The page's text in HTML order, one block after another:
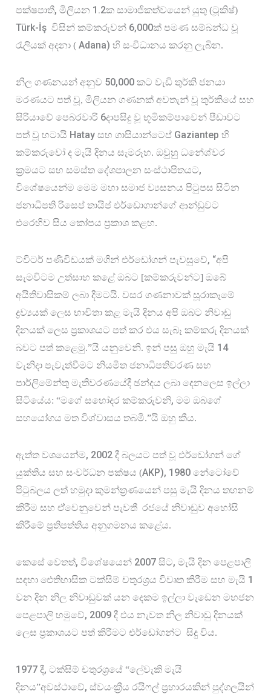
පක්ෂපාතී, මිලියන 1.2
Türk-İş විසින් කම්කරුවන් 6,000ක් පමණ සම්බන්ධ වූ
රැලියක් අදනා ( Adana) හි සංවිධානය කරනු ලැබින.
නිල ගණනයන් අනුව 50,000 කට වැඩි තුර්කි ජනයා
මරණයට පත් වූ, මිලියන ගණනක් අවතැන් වූ තුර්කියේ සහ
සිරියාවේ පෙබරවාරි 6දාපසිදු වූ භූමිකම්පාවෙන් පීඩාවට
පත් වූ හටායි Hatay සහ ගාසියාන්ටෙප් Gaziantep හි
කම්කරුවෝ ද මැයි දිනය සැමරූහ. ඔවුහු ධනේශ්වර
ක්‍රමයට සහ සමස්ත දේශපාලන සංස්ථාපිතයට
විශේෂයෙන්ම මෙම මහා සමාජ ව්‍යසනය පිටුපස සිටින
ජනාධිපති රිසෙප් තායිප් එර්ඩොගාන්ගේ ආන්ඩුවට
එරෙහිව සිය කෝපය ප්‍රකාශ කළහ.
ට්විටර් පණිවිඩයක් මගින් එර්ඩෝගන් පැවසුවේ, “අපි
සැමවිටම උත්සාහ කළේ ඔබට [කම්කරුවන්ට] ඔබේ
අයිතිවාසිකම් ලබා දීමටයි. වසර ගණනාවක් සූරාකෑමේ
ද්‍රව්‍යයක් ලෙස භාවිතා කළ මැයි දිනය අපි ඔබට නිවාඩු
දිනයක් ලෙස ප්‍රකාශයට පත් කර එය සැබෑ කම්කරු දිනයක්
බවට පත් කළෙමු.”යි යනුවෙනි. ඉන් පසු ඔහු මැයි 14
වැනිදා පැවැත්වීමට නියමිත ජනාධිපතිවරණ සහ
පාර්ලිමේන්තු මැතිවරණයේදී ඡන්දය ලබා දෙනලෙස ඉල්ලා
සිටියේය: “මගේ සහෝදර කම්කරුවනි, මම ඔබගේ
සහයෝගය මත විශ්වාසය තබමි.”යි ඔහු කීය.
ඇත්ත වශයෙන්ම, 2002 දී බලයට පත් වූ එර්ඩෝගන් ගේ
යුක්තිය සහ සංවර්ධන පක්ෂය (AKP), 1980 නේටෝවේ
පිටුබලය ලත් හමුදා කුමන්ත්‍රණයෙන් පසු මැයි දිනය තහනම්
කිරීම සහ ඒ්වෙනුවෙන් පැවතී  රජයේ නිවාඩුව අහෝසි
කිරීමේ ප්‍රතිපත්තිය අනුගමනය කළේය.
කෙසේ වෙතත්, විශේෂයෙන් 2007 සිට, මැයි දින පෙළපාලි
සඳහා ඓතිහාසික ටක්සිම් චතුරශ්‍රය විවෘත කිරීම සහ මැයි 1
වන දින නිල නිවාඩුවක් යන දෙකම ඉල්ලා වැඩෙන මහජන
පෙළපාලි හමුවේ, 2009 දී එය නැවත නිල නිවාඩු දිනයක්
ලෙස ප්‍රකාශයට පත් කිරීමට එර්ඩෝගන්ට සිදු විය.
1977 දී, ටක්සිම් චතුරශ්‍රයේ “ලේවැකි මැයි
දිනය”අවස්ථාවේ,